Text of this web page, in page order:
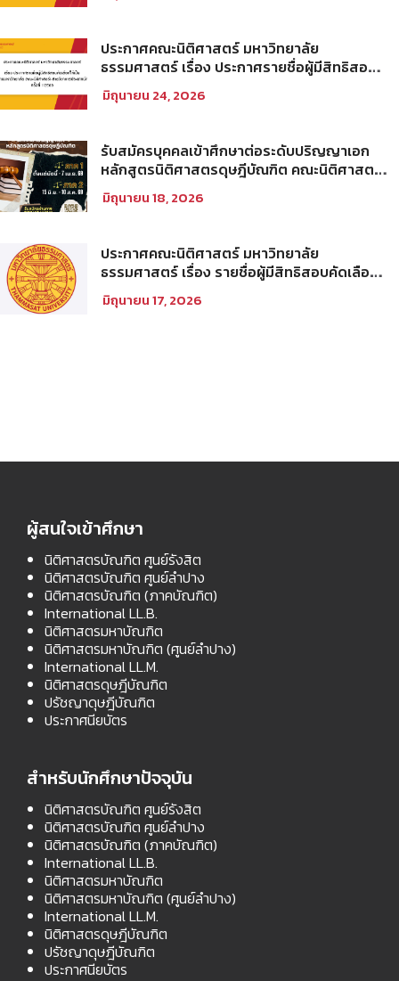
ประกาศคณะนิติศาสตร์ มหาวิทยาลัย
ธรรมศาสตร์ เรื่อง ประกาศรายชื่อผู้มีสิทธิสอบ
คัดเลือกให้เป็นพนักงานมหาวิทยาลัย (คณะ
นิติศาสตร์) สายวิชาการประเภทนักวิจัย ครั้งที่
มิถุนายน 24, 2026
รับสมัครบุคคลเข้าศึกษาต่อระดับปริญญาเอก
หลักสูตรนิติศาสตรดุษฎีบัณฑิต คณะนิติศาสตร์
มหาวิทยาลัยธรรมศาสตร์ ประจำภาคการศึกษา
ที่ 2 ปีการศึกษา 2569
มิถุนายน 18, 2026
ประกาศคณะนิติศาสตร์ มหาวิทยาลัย
ธรรมศาสตร์ เรื่อง รายชื่อผู้มีสิทธิสอบคัดเลือก
เพื่อเข้าศึกษาในโครงการนิติศาสตร์ภาคบัณฑิต
ท่าพระจันทร์ คณะนิติศาสตร์ มหาวิทยาลัย
มิถุนายน 17, 2026
ผู้สนใจเข้าศึกษา
นิติศาสตรบัณฑิต ศูนย์รังสิต
นิติศาสตรบัณฑิต ศูนย์ลำปาง
นิติศาสตรบัณฑิต (ภาคบัณฑิต)
International LL.B.
นิติศาสตรมหาบัณฑิต
นิติศาสตรมหาบัณฑิต (ศูนย์ลำปาง)
International LL.M.
นิติศาสตรดุษฎีบัณฑิต
ปรัชญาดุษฎีบัณฑิต
ประกาศนียบัตร
สำหรับนักศึกษาปัจจุบัน
นิติศาสตรบัณฑิต ศูนย์รังสิต
นิติศาสตรบัณฑิต ศูนย์ลำปาง
นิติศาสตรบัณฑิต (ภาคบัณฑิต)
International LL.B.
นิติศาสตรมหาบัณฑิต
นิติศาสตรมหาบัณฑิต (ศูนย์ลำปาง)
International LL.M.
นิติศาสตรดุษฎีบัณฑิต
ปรัชญาดุษฎีบัณฑิต
ประกาศนียบัตร